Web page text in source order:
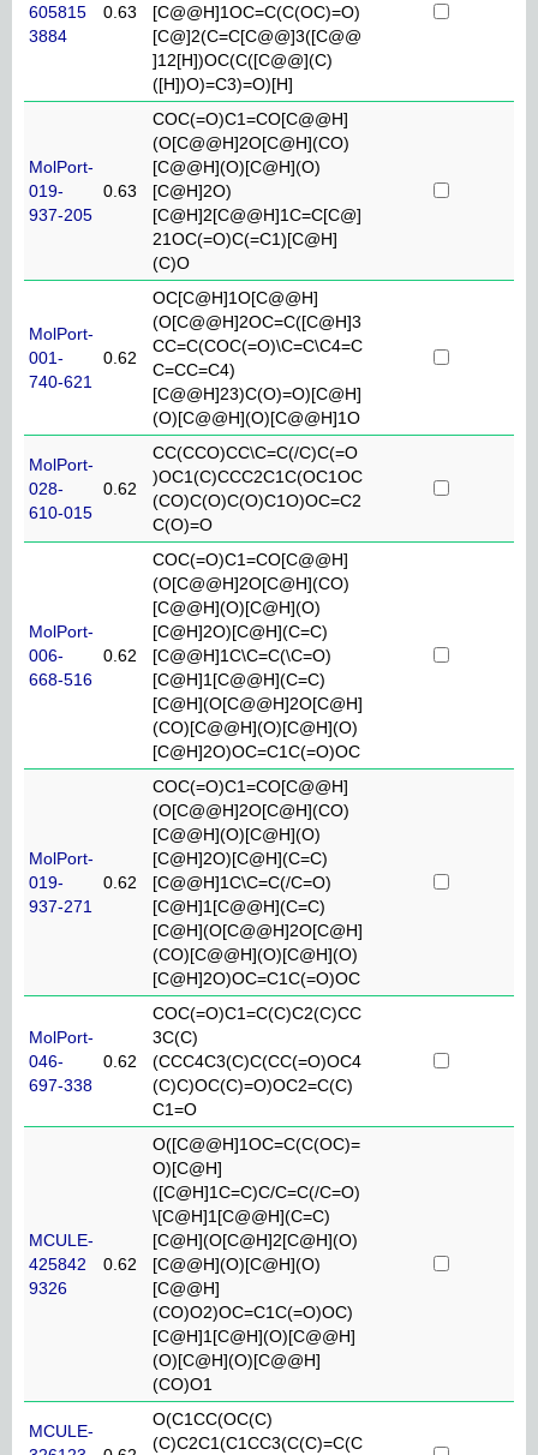
605815
3884
0.63
[C@@H]1OC=C(C(OC)=O)
[C@]2(C=C[C@@]3([C@@
]12[H])OC(C([C@@](C)
([H])O)=C3)=O)[H]
MolPort-
019-
937-205
0.63
COC(=O)C1=CO[C@@H]
(O[C@@H]2O[C@H](CO)
[C@@H](O)[C@H](O)
[C@H]2O)
[C@H]2[C@@H]1C=C[C@]
21OC(=O)C(=C1)[C@H]
(C)O
MolPort-
001-
740-621
0.62
OC[C@H]1O[C@@H]
(O[C@@H]2OC=C([C@H]3
CC=C(COC(=O)\C=C\C4=C
C=CC=C4)
[C@@H]23)C(O)=O)[C@H]
(O)[C@@H](O)[C@@H]1O
MolPort-
028-
610-015
0.62
CC(CCO)CC\C=C(/C)C(=O
)OC1(C)CCC2C1C(OC1OC
(CO)C(O)C(O)C1O)OC=C2
C(O)=O
MolPort-
006-
668-516
0.62
COC(=O)C1=CO[C@@H]
(O[C@@H]2O[C@H](CO)
[C@@H](O)[C@H](O)
[C@H]2O)[C@H](C=C)
[C@@H]1C\C=C(\C=O)
[C@H]1[C@@H](C=C)
[C@H](O[C@@H]2O[C@H]
(CO)[C@@H](O)[C@H](O)
[C@H]2O)OC=C1C(=O)OC
MolPort-
019-
937-271
0.62
COC(=O)C1=CO[C@@H]
(O[C@@H]2O[C@H](CO)
[C@@H](O)[C@H](O)
[C@H]2O)[C@H](C=C)
[C@@H]1C\C=C(/C=O)
[C@H]1[C@@H](C=C)
[C@H](O[C@@H]2O[C@H]
(CO)[C@@H](O)[C@H](O)
[C@H]2O)OC=C1C(=O)OC
MolPort-
046-
697-338
0.62
COC(=O)C1=C(C)C2(C)CC
3C(C)
(CCC4C3(C)C(CC(=O)OC4
(C)C)OC(C)=O)OC2=C(C)
C1=O
MCULE-
425842
9326
0.62
O([C@@H]1OC=C(C(OC)=
O)[C@H]
([C@H]1C=C)C/C=C(/C=O)
\[C@H]1[C@@H](C=C)
[C@H](O[C@H]2[C@H](O)
[C@@H](O)[C@H](O)
[C@@H]
(CO)O2)OC=C1C(=O)OC)
[C@H]1[C@H](O)[C@@H]
(O)[C@H](O)[C@@H]
(CO)O1
MCULE-
O(C1CC(OC(C)
(C)C2C1(C1CC3(C(C)=C(C